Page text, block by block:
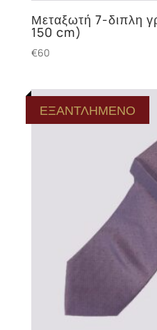
Μεταξωτή 7-διπλη
150 cm)
€60
ΕΞΑΝΤΛΗΜΕΝΟ